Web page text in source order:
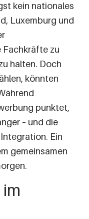
kein nationales
Luxemburg und
Fachkräfte zu
halten. Doch
könnten
punktet,
– und die
Ein
gemeinsamen